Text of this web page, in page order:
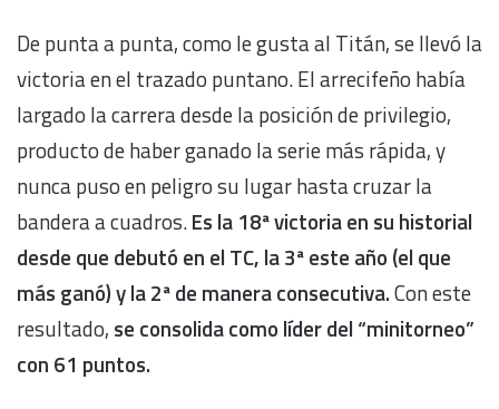
De punta a punta, como le gusta al Titán, se llevó la
victoria en el trazado puntano. El arrecifeño había
largado la carrera desde la posición de privilegio,
producto de haber ganado la serie más rápida, y
nunca puso en peligro su lugar hasta cruzar la
bandera a cuadros.Es la 18ª victoria en su historial
desde que debutó en el TC, la 3ª este año (el que
más ganó) y la 2ª de manera consecutiva.Con este
resultado, se consolida como líder del “minitorneo”
con 61 puntos.